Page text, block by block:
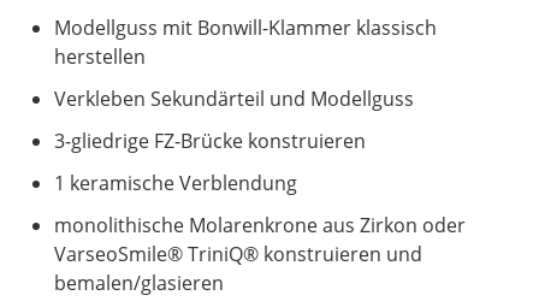
Modellguss mit Bonwill-Klammer klassisch
herstellen
Verkleben Sekundärteil und Modellguss
3-gliedrige FZ-Brücke konstruieren
1 keramische Verblendung
monolithische Molarenkrone aus Zirkon oder
VarseoSmile® TriniQ® konstruieren und
bemalen/glasieren